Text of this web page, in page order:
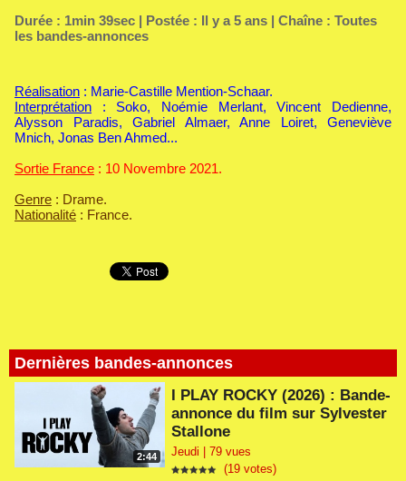
Dernières bandes-annonces
2:44
I PLAY ROCKY (2026) : Bande-
annonce du film sur Sylvester
Stallone
Jeudi | 79 vues
(19 votes)
Durée : 1min 39sec | Postée : Il y a 5 ans | Chaîne : Toutes
les bandes-annonces
Réalisation : Marie-Castille Mention-Schaar.
Interprétation : Soko, Noémie Merlant, Vincent Dedienne,
Alysson Paradis, Gabriel Almaer, Anne Loiret, Geneviève
Mnich, Jonas Ben Ahmed...
Sortie France : 10 Novembre 2021.
Genre : Drame.
Nationalité : France.